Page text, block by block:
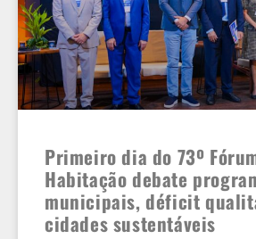
Primeiro dia do 73º
Habitação debate
municipais, déficit
cidades sustentáveis